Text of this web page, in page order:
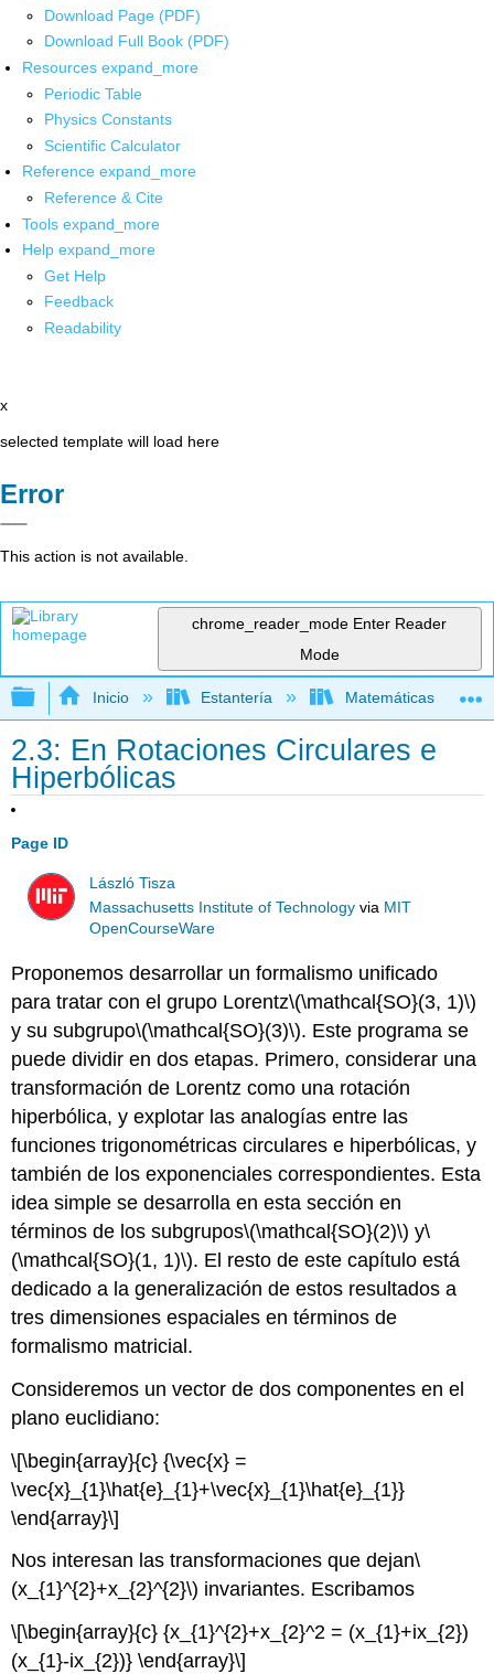
Download Page (PDF)
Download Full Book (PDF)
Resources expand_more
Periodic Table
Physics Constants
Scientific Calculator
Reference expand_more
Reference & Cite
Tools expand_more
Help expand_more
Get Help
Feedback
Readability
x
selected template will load here
Error
This action is not available.
chrome_reader_mode Enter Reader
Mode
Expandir/contraer jerarquía global
Inicio Estantería Matemáticas
2.3: En Rotaciones Circulares e
Hiperbólicas
Page ID
László Tisza
Massachusetts Institute of Technology via MIT
OpenCourseWare
Proponemos desarrollar un formalismo unificado
para tratar con el grupo Lorentz\(\mathcal{SO}(3, 1)\)
y su subgrupo\(\mathcal{SO}(3)\). Este programa se
puede dividir en dos etapas. Primero, considerar una
transformación de Lorentz como una rotación
hiperbólica, y explotar las analogías entre las
funciones trigonométricas circulares e hiperbólicas, y
también de los exponenciales correspondientes. Esta
idea simple se desarrolla en esta sección en
términos de los subgrupos\(\mathcal{SO}(2)\) y\
(\mathcal{SO}(1, 1)\). El resto de este capítulo está
dedicado a la generalización de estos resultados a
tres dimensiones espaciales en términos de
formalismo matricial.
Consideremos un vector de dos componentes en el
plano euclidiano:
\[\begin{array}{c} {\vec{x} =
\vec{x}_{1}\hat{e}_{1}+\vec{x}_{1}\hat{e}_{1}}
\end{array}\]
Nos interesan las transformaciones que dejan\
(x_{1}^{2}+x_{2}^{2}\) invariantes. Escribamos
\[\begin{array}{c} {x_{1}^{2}+x_{2}^2 = (x_{1}+ix_{2})
(x_{1}-ix_{2})} \end{array}\]